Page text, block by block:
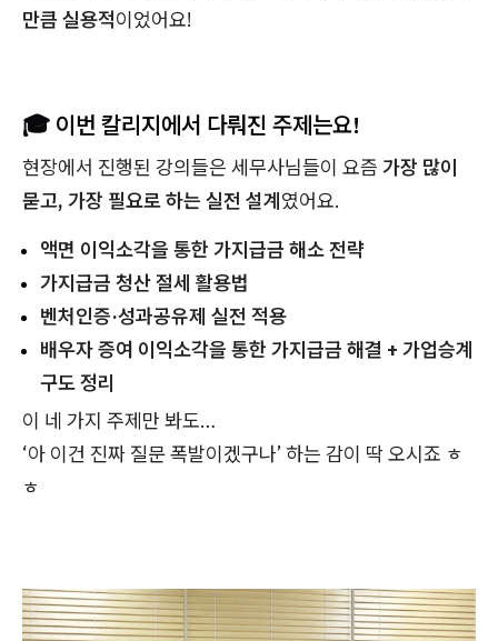
만큼 실용적이었어요!
🎓 이번 칼리지에서 다뤄진 주제는요!
현장에서 진행된 강의들은 세무사님들이 요즘 가장 많이
묻고, 가장 필요로 하는 실전 설계였어요.
액면 이익소각을 통한 가지급금 해소 전략
가지급금 청산 절세 활용법
벤처인증·성과공유제 실전 적용
배우자 증여 이익소각을 통한 가지급금 해결 + 가업승계
구도 정리
이 네 가지 주제만 봐도…
‘아 이건 진짜 질문 폭발이겠구나’ 하는 감이 딱 오시죠 ㅎ
ㅎ